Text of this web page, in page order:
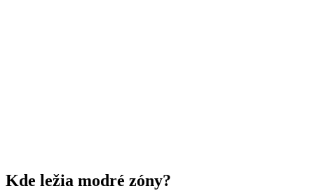
Kde ležia modré zóny?